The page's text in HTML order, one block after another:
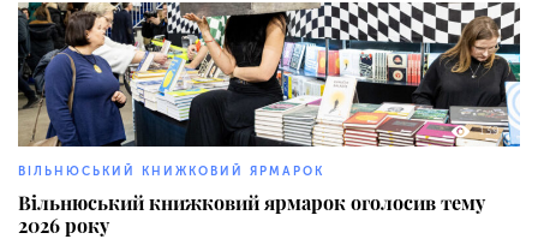
139
ВІЛЬНЮСЬКИЙ КНИЖКОВИЙ ЯРМАРОК
Вільнюський книжковий ярмарок оголосив тему
2026 року